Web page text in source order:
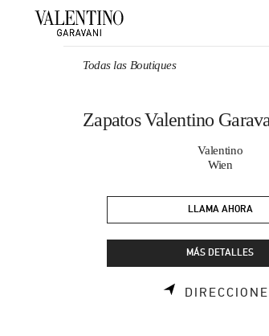
Todas las Boutiques
Zapatos Valentino
Valentino
Wien
LLAMA AHORA
MÁS DETALLES